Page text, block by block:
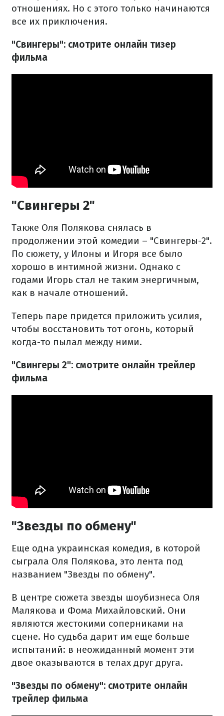
отношениях. Но с этого только начинаются
все их приключения.
"Свингеры": смотрите онлайн тизер
фильма
"Свингеры 2"
Также Оля Полякова снялась в
продолжении этой комедии – "Свингеры-2".
По сюжету, у Илоны и Игоря все было
хорошо в интимной жизни. Однако с
годами Игорь стал не таким энергичным,
как в начале отношений.
Теперь паре придется приложить усилия,
чтобы восстановить тот огонь, который
когда-то пылал между ними.
"Свингеры 2": смотрите онлайн трейлер
фильма
"Звезды по обмену"
Еще одна украинская комедия, в которой
сыграла Оля Полякова, это лента под
названием "Звезды по обмену".
В центре сюжета звезды шоубизнеса Оля
Малякова и Фома Михайловский. Они
являются жестокими соперниками на
сцене. Но судьба дарит им еще больше
испытаний: в неожиданный момент эти
двое оказываются в телах друг друга.
"Звезды по обмену": смотрите онлайн
трейлер фильма